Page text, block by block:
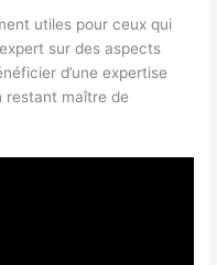
utiles pour ceux qui
sur des aspects
d’une expertise
restant maître de